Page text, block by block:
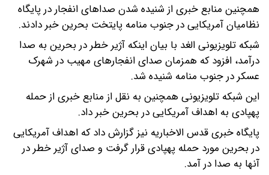
همچنین منابع خبری از شنیده شدن صداهای انفجار در پایگاه
نظامیان آمریکایی در جنوب منامه پایتخت بحرین خبر دادند.
شبکه تلویزیونی الغد با بیان اینکه آژیر خطر در بحرین به صدا
درآمد، افزود که همزمان صدای انفجارهای مهیب در شهرک
عسکر در جنوب منامه شنیده شد.
این شبکه تلویزیونی همچنین به نقل از منابع خبری از حمله
پهپادی به اهداف آمریکایی در بحرین خبر داد.
پایگاه خبری قدس الاخباریه نیز گزارش داد که اهداف آمریکایی
در بحرین مورد حمله پهپادی قرار گرفت و صدای آژیر خطر در
آنها به صدا در آمد.